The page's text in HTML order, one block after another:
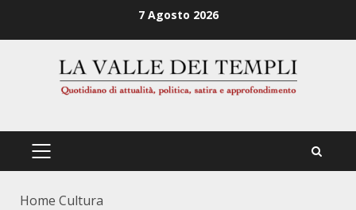
7 Agosto 2026
PRIMÄRES
Home Cultura